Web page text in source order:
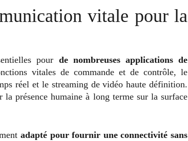
vitale pour la
pour de nombreuses applications de
vitales de commande et de contrôle, le
réel et le streaming de vidéo haute définition.
présence humaine à long terme sur la surface
adapté pour fournir une connectivité sans